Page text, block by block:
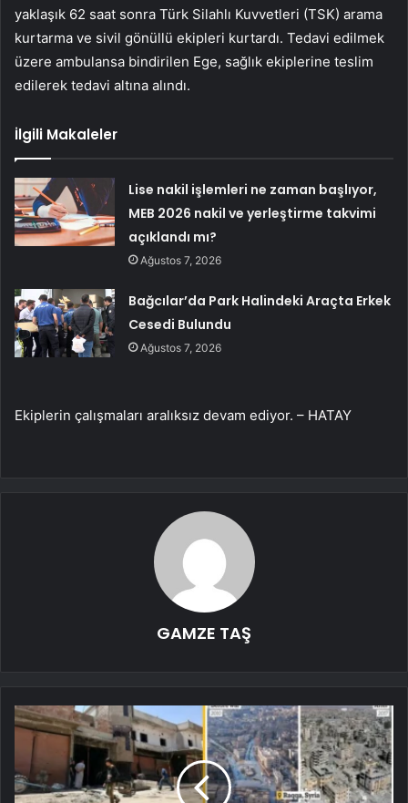
yaklaşık 62 saat sonra Türk Silahlı Kuvvetleri (TSK) arama
kurtarma ve sivil gönüllü ekipleri kurtardı. Tedavi edilmek
üzere ambulansa bindirilen Ege, sağlık ekiplerine teslim
edilerek tedavi altına alındı.
İlgili Makaleler
Lise nakil işlemleri ne zaman başlıyor,
MEB 2026 nakil ve yerleştirme takvimi
açıklandı mı?
Ağustos 7, 2026
Bağcılar’da Park Halindeki Araçta Erkek
Cesedi Bulundu
Ağustos 7, 2026
Ekiplerin çalışmaları aralıksız devam ediyor. – HATAY
GAMZE TAŞ